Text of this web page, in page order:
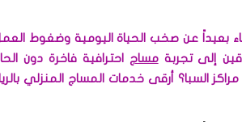
بعيداً عن صخب الحياة اليومية وضغوط
إلى تجربةمساج احترافية فاخرة دون
السبا؟ أرقى خدمات المساج المنزلي